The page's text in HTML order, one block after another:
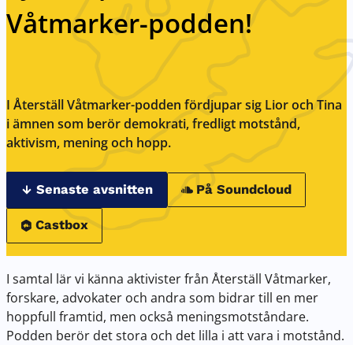
Våtmarker-podden!
I Återställ Våtmarker-podden fördjupar sig Lior och Tina
i ämnen som berör demokrati, fredligt motstånd,
aktivism, mening och hopp.
Senaste avsnitten På Soundcloud
Castbox
I samtal lär vi känna aktivister från Återställ Våtmarker,
forskare, advokater och andra som bidrar till en mer
hoppfull framtid, men också meningsmotståndare.
Podden berör det stora och det lilla i att vara i motstånd.